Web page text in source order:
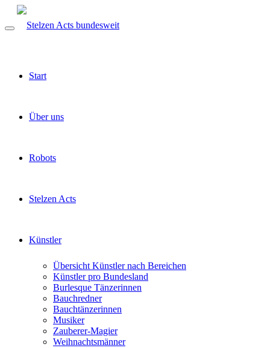
Start
Über uns
Robots
Stelzen Acts
Künstler
Übersicht Künstler nach Bereichen
Künstler pro Bundesland
Burlesque Tänzerinnen
Bauchredner
Bauchtänzerinnen
Musiker
Zauberer-Magier
Weihnachtsmänner